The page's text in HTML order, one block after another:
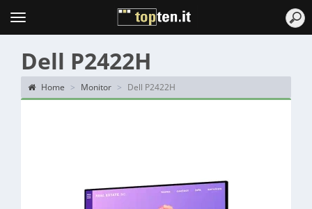
Topten
Menu
Dell P2422H
Home Monitor Dell P2422H